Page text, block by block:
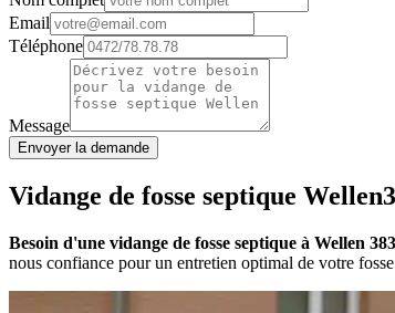
Email
Téléphone
Message
Envoyer la demande
Vidange de fosse septique
Besoin d'une vidange de fosse septique à Wellen
nous confiance pour un entretien optimal de votre